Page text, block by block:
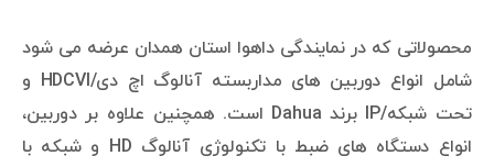
محصولاتی که در نمایندگی داهوا استان همدان عرضه می شود
شامل انواع دوربین های مداربسته آنالوگ اچ دی/HDCVI و
تحت شبکه/IP برند Dahua است. همچنین علاوه بر دوربین،
انواع دستگاه های ضبط با تکنولوژی آنالوگ HD و شبکه با